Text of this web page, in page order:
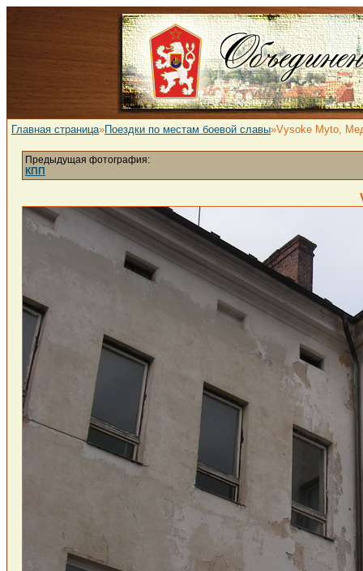
Главная страница»Поездки по местам боевой славы»Vysoke Myto,
Предыдущая фотография:
КПП